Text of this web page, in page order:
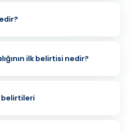
ilk belirtisi nedir?
belirtileri